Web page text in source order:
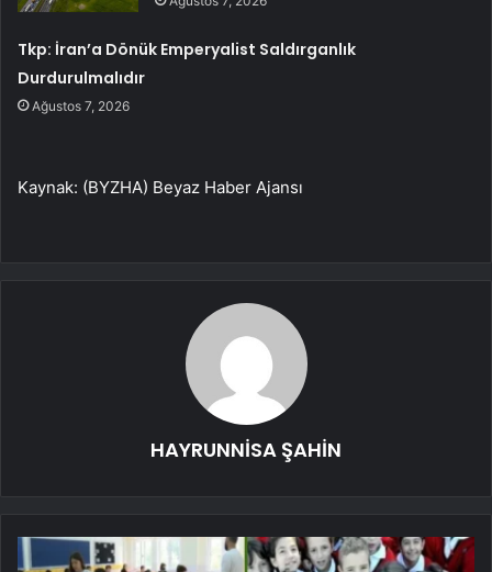
Tkp: İran’a Dönük Emperyalist Saldırganlık
Durdurulmalıdır
Ağustos 7, 2026
Kaynak: (BYZHA) Beyaz Haber Ajansı
HAYRUNNİSA ŞAHİN